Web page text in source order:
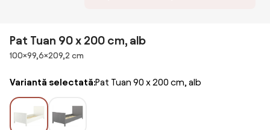
Pat Tuan 90 x 200 cm, alb
Dimensiuni
100×99,6×209,2 cm
Variantă selectată:Pat Tuan 90 x 200 cm, alb